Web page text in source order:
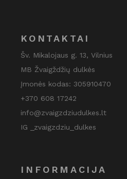
KONTAKTAI
Šv. Mikalojaus g. 13, Vilnius
MB Žvaigždžių dulkės
Įmonės kodas: 305910470
+370 608 17242
info@zvaigzdziudulkes.lt
IG _zvaigzdziu_dulkes
INFORMACIJA